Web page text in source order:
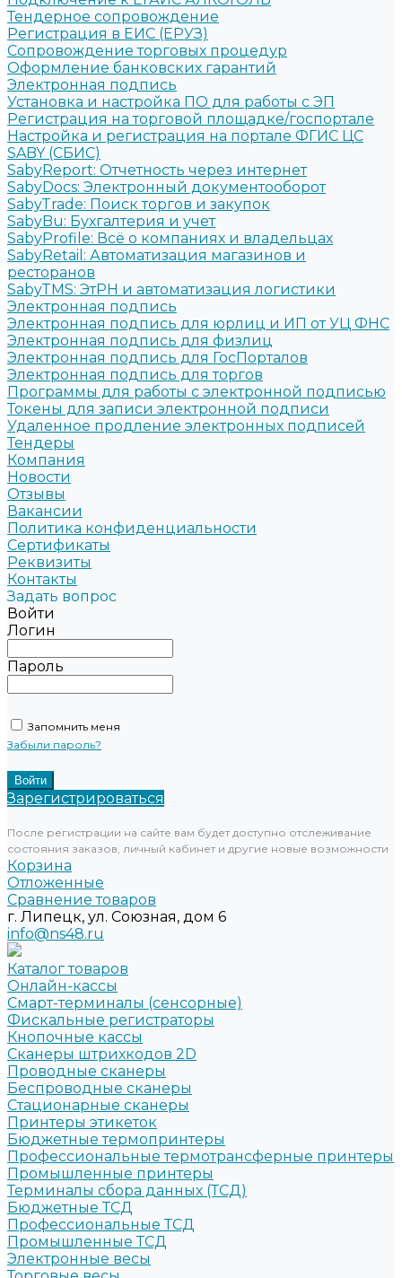
Тендерное сопровождение
Регистрация в ЕИС (ЕРУЗ)
Сопровождение торговых процедур
Оформление банковских гарантий
Электронная подпись
Установка и настройка ПО для работы с ЭП
Регистрация на торговой площадке/госпортале
Настройка и регистрация на портале ФГИС ЦС
SABY (СБИС)
SabyReport: Отчетность через интернет
SabyDocs: Электронный документооборот
SabyTrade: Поиск торгов и закупок
SabyBu: Бухгалтерия и учет
SabyProfile: Всё о компаниях и владельцах
SabyRetail: Автоматизация магазинов и
ресторанов
SabyTMS: ЭтРН и автоматизация логистики
Электронная подпись
Электронная подпись для юрлиц и ИП от УЦ ФНС
Электронная подпись для физлиц
Электронная подпись для ГосПорталов
Электронная подпись для торгов
Программы для работы с электронной подписью
Токены для записи электронной подписи
Удаленное продление электронных подписей
Тендеры
Компания
Новости
Отзывы
Вакансии
Политика конфиденциальности
Сертификаты
Реквизиты
Контакты
Задать вопрос
Войти
Логин
Пароль
Запомнить меня
Забыли пароль?
Зарегистрироваться
После регистрации на сайте вам будет доступно отслеживание
состояния заказов, личный кабинет и другие новые возможности
Корзина
Отложенные
Сравнение товаров
г. Липецк, ул. Союзная, дом 6
info@ns48.ru
Каталог товаров
Онлайн-кассы
Смарт-терминалы (сенсорные)
Фискальные регистраторы
Кнопочные кассы
Сканеры штрихкодов 2D
Проводные сканеры
Беспроводные сканеры
Стационарные сканеры
Принтеры этикеток
Бюджетные термопринтеры
Профессиональные термотрансферные принтеры
Промышленные принтеры
Терминалы сбора данных (ТСД)
Бюджетные ТСД
Профессиональные ТСД
Промышленные ТСД
Электронные весы